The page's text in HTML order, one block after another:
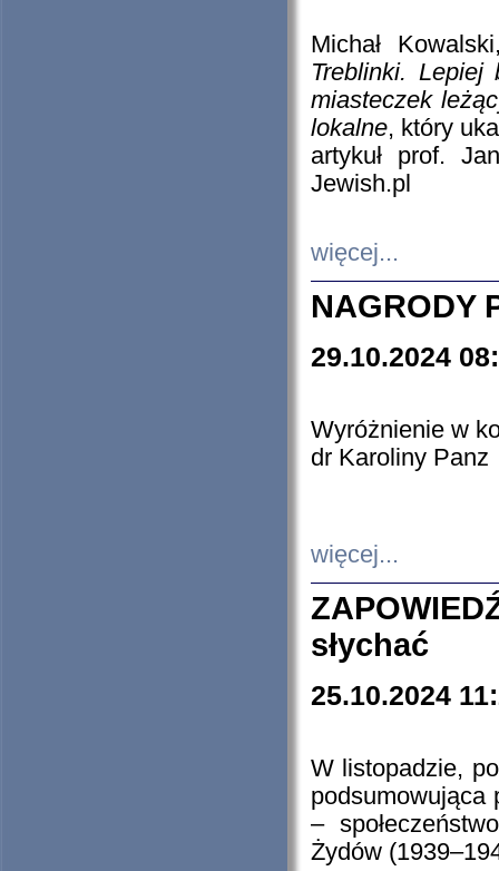
Michał
Treblinki. Lepiej
miasteczek
lokalne, który
artykuł prof.
Jewish.pl
więcej...
NAGRODY
29.10.2024
Wyróżnienie w
dr Karoliny Panz
więcej...
słychać
25.10.2024
W listopadzie,
podsumowująca
–
Żydów